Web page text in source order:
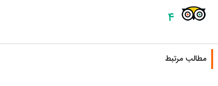
۴
مطالب مرتبط